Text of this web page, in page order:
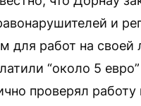
и
для работ на
“около 5
проверял работу